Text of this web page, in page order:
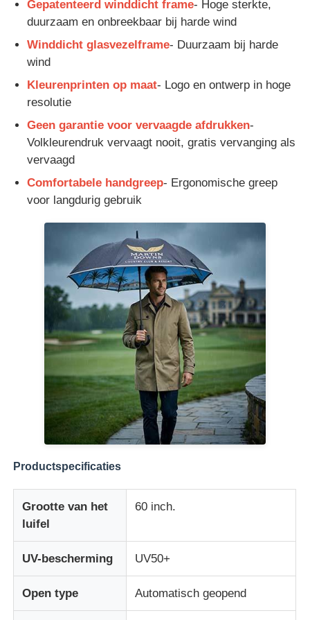
Compacte paraplu's
relatiegeschenken paraplu's
Winddichte paraplu's
Omgekeerde paraplu's
Houten paraplu's
UV-bestendige paraplu's
Kinderparaplu's
strandparaplu's
Creatieve paraplu's
Gepatenteerd winddicht frame- Hoge sterkte,
duurzaam en onbreekbaar bij harde wind
Winddicht glasvezelframe- Duurzaam bij harde
wind
Kleurenprinten op maat- Logo en ontwerp in hoge
resolutie
Geen garantie voor vervaagde afdrukken-
Volkleurendruk vervaagt nooit, gratis vervanging als
vervaagd
Comfortabele handgreep- Ergonomische greep
voor langdurig gebruik
Productspecificaties
Grootte van het
luifel
60 inch.
UV-bescherming UV50+
Open type Automatisch geopend